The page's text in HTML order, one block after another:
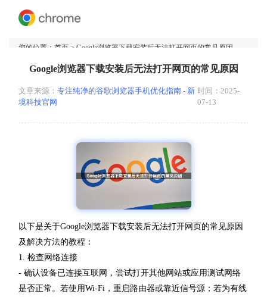
您的位置： 首页 > Google浏览器下载安装后无法打开网页的常见原因
Google浏览器下载安装后无法打开网页的常见原因
文章来源： 专注纯净的谷歌浏览器手机优化指南 - 新
境科技官网
时间：2025-
07-13
以下是关于Google浏览器下载安装后无法打开网页的常见原因
及解决方法的教程：
1. 检查网络连接
- 确认设备已连接互联网，尝试打开其他网站或应用测试网络
是否正常。若使用Wi-Fi，重启路由器或靠近信号源；若为有线